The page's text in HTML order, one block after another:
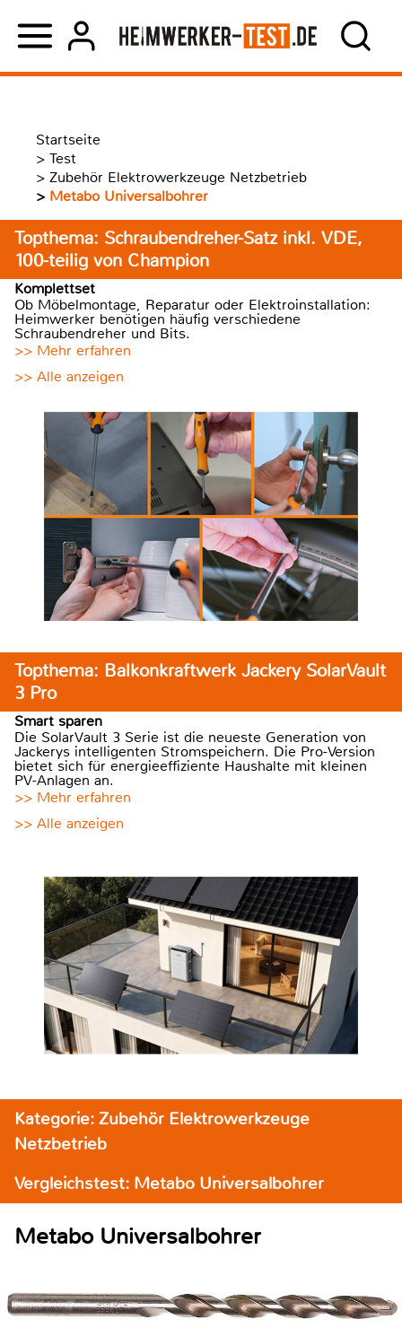
Startseite
> Test
> Zubehör Elektrowerkzeuge Netzbetrieb
> Metabo Universalbohrer
Topthema: Schraubendreher-Satz inkl. VDE,
100-teilig von Champion
Komplettset
Ob Möbelmontage, Reparatur oder Elektroinstallation:
Heimwerker benötigen häufig verschiedene
Schraubendreher und Bits.
>> Mehr erfahren
>> Alle anzeigen
Topthema: Balkonkraftwerk Jackery SolarVault
3 Pro
Smart sparen
Die SolarVault 3 Serie ist die neueste Generation von
Jackerys intelligenten Stromspeichern. Die Pro-Version
bietet sich für energieeffiziente Haushalte mit kleinen
PV-Anlagen an.
>> Mehr erfahren
>> Alle anzeigen
Kategorie: Zubehör Elektrowerkzeuge
Netzbetrieb
Vergleichstest: Metabo Universalbohrer
Metabo Universalbohrer